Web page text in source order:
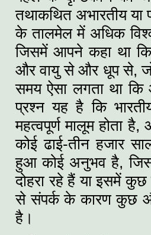
तथाकथित अभारतीय
के तालमेल में अधिक
जिसमें आपने कहा था
और वायु से और धूप से,
समय ऐसा लगता था
प्रश्न यह है कि
महत्वपूर्ण मालूम होता
कोई ढाई-तीन हजार
हुआ कोई अनुभव है,
दोहरा रहे हैं या इसमें
से संपर्क के कारण कुछ
है।